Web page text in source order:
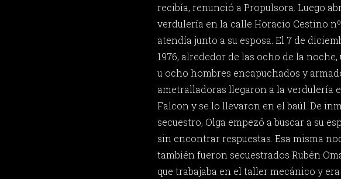
recibía, renunció a Propulsora. Luego
verdulería en la calle Horacio Cestino nº
atendía junto a su esposa. El 7 de
1976, alrededor de las ocho de la noche,
u ocho hombres encapuchados y
ametralladoras llegaron a la verdulería
Falcon y se lo llevaron en el baúl. De
secuestro, Olga empezó a buscar a su
sin encontrar respuestas. Esa misma
también fueron secuestrados Rubén
que trabajaba en el taller mecánico y